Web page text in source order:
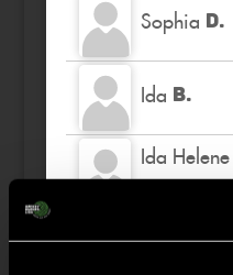
Sophia D.
Ida B.
Ida
K TW
Ellen S.